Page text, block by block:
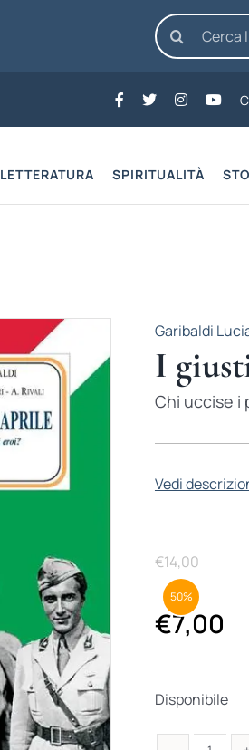
Cerca
per:
LETTERATURA SPIRITUALITÀ
Garibaldi
I
Chi uccise i
Vedi
€14,00
€7,00
50%
Disponibile